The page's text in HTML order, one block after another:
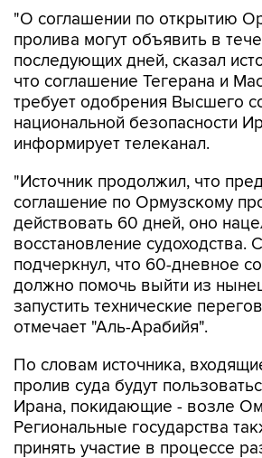
последующих дней, сказал
что соглашение Тегерана и
требует одобрения Высшего
национальной безопасности
информирует телеканал.
"Источник продолжил, что
действовать 60 дней, оно
восстановление судоходства.
подчеркнул, что 60-дневное
должно помочь выйти из
запустить технические
отмечает "Аль-Арабийя".
По словам источника,
Ирана, покидающие - возле
Региональные государства
принять участие в процессе
пролива.